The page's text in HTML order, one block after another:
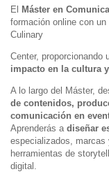
El Máster en
formación online con
Culinary
Center, proporcionando
impacto en la cultura
A lo largo del Máster,
de contenidos,
comunicación en
Aprenderás a diseñar
especializados,
herramientas de
digital.